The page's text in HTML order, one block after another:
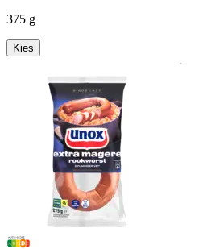
375 g
Kies